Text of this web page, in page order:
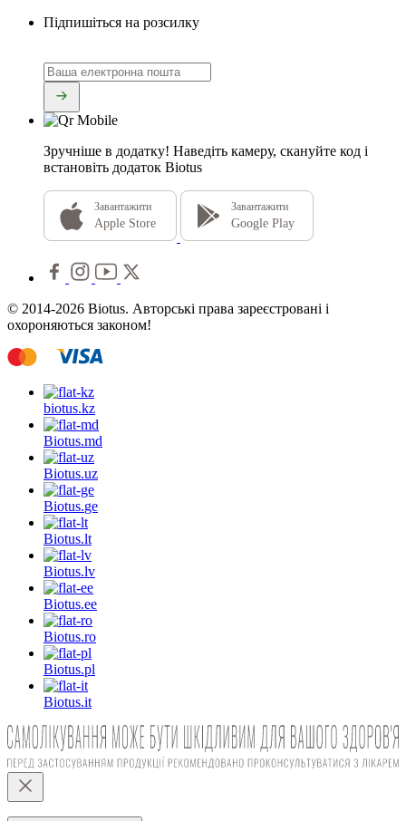
Підпишіться на розсилку
Зручніше в додатку! Наведіть камеру, скануйте код і
встановіть додаток Biotus
Завантажити
Apple Store
Завантажити
Google Play
© 2014-2026 Biotus. Авторські права зареєстровані і
охороняються законом!
biotus.kz
Biotus.md
Biotus.uz
Biotus.ge
Biotus.lt
Biotus.lv
Biotus.ee
Biotus.ro
Biotus.pl
Biotus.it